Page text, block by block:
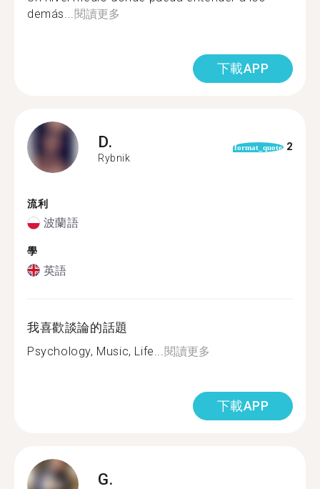
demás... 閱讀更多
下載APP
D.
Rybnik
format_quote 2
流利
波蘭語
學
英語
我喜歡談論的話題
Psychology, Music, Life... 閱讀更多
下載APP
G.